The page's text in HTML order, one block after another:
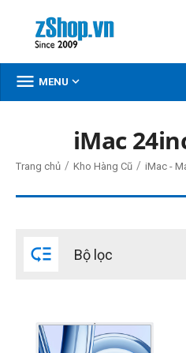
 MENU 
2023
iMac
Trang chủ / Kho Hàng Cũ / iMac -
 Bộ lọc